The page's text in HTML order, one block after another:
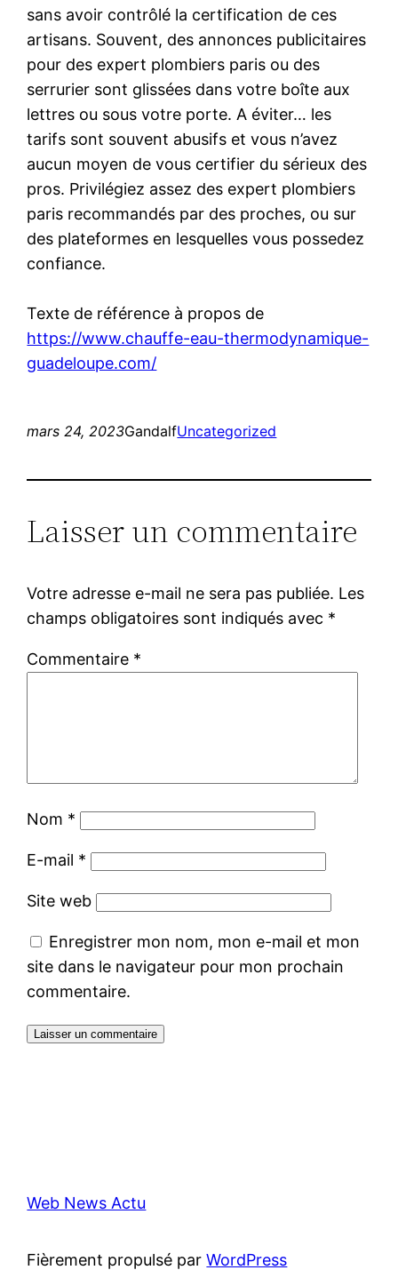
sans avoir contrôlé la certification de ces
artisans. Souvent, des annonces publicitaires
pour des expert plombiers paris ou des
serrurier sont glissées dans votre boîte aux
lettres ou sous votre porte. A éviter… les
tarifs sont souvent abusifs et vous n’avez
aucun moyen de vous certifier du sérieux des
pros. Privilégiez assez des expert plombiers
paris recommandés par des proches, ou sur
des plateformes en lesquelles vous possedez
confiance.
Texte de référence à propos de
https://www.chauffe-eau-thermodynamique-
guadeloupe.com/
mars 24, 2023GandalfUncategorized
Laisser un commentaire
Votre adresse e-mail ne sera pas publiée. Les
champs obligatoires sont indiqués avec *
Commentaire *
Nom *
E-mail *
Site web
Enregistrer mon nom, mon e-mail et mon
site dans le navigateur pour mon prochain
commentaire.
Web News Actu
Fièrement propulsé parWordPress